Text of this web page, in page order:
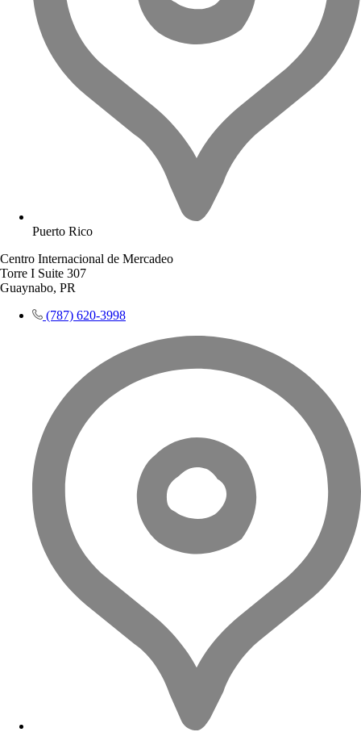
Puerto Rico
Centro Internacional de Mercadeo
Torre I Suite 307
Guaynabo, PR
(787) 620-3998